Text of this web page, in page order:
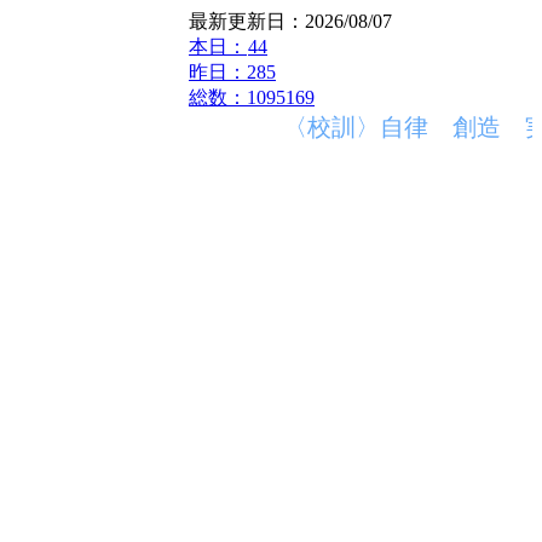
最新更新日：2026/08/07
本日： 44
昨日：285
総数：1095169
〈校訓〉自律 創造 実